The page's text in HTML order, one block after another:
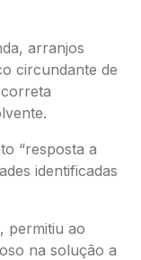
arranjos
circundante de
“resposta a
identificadas
permitiu ao
na solução a